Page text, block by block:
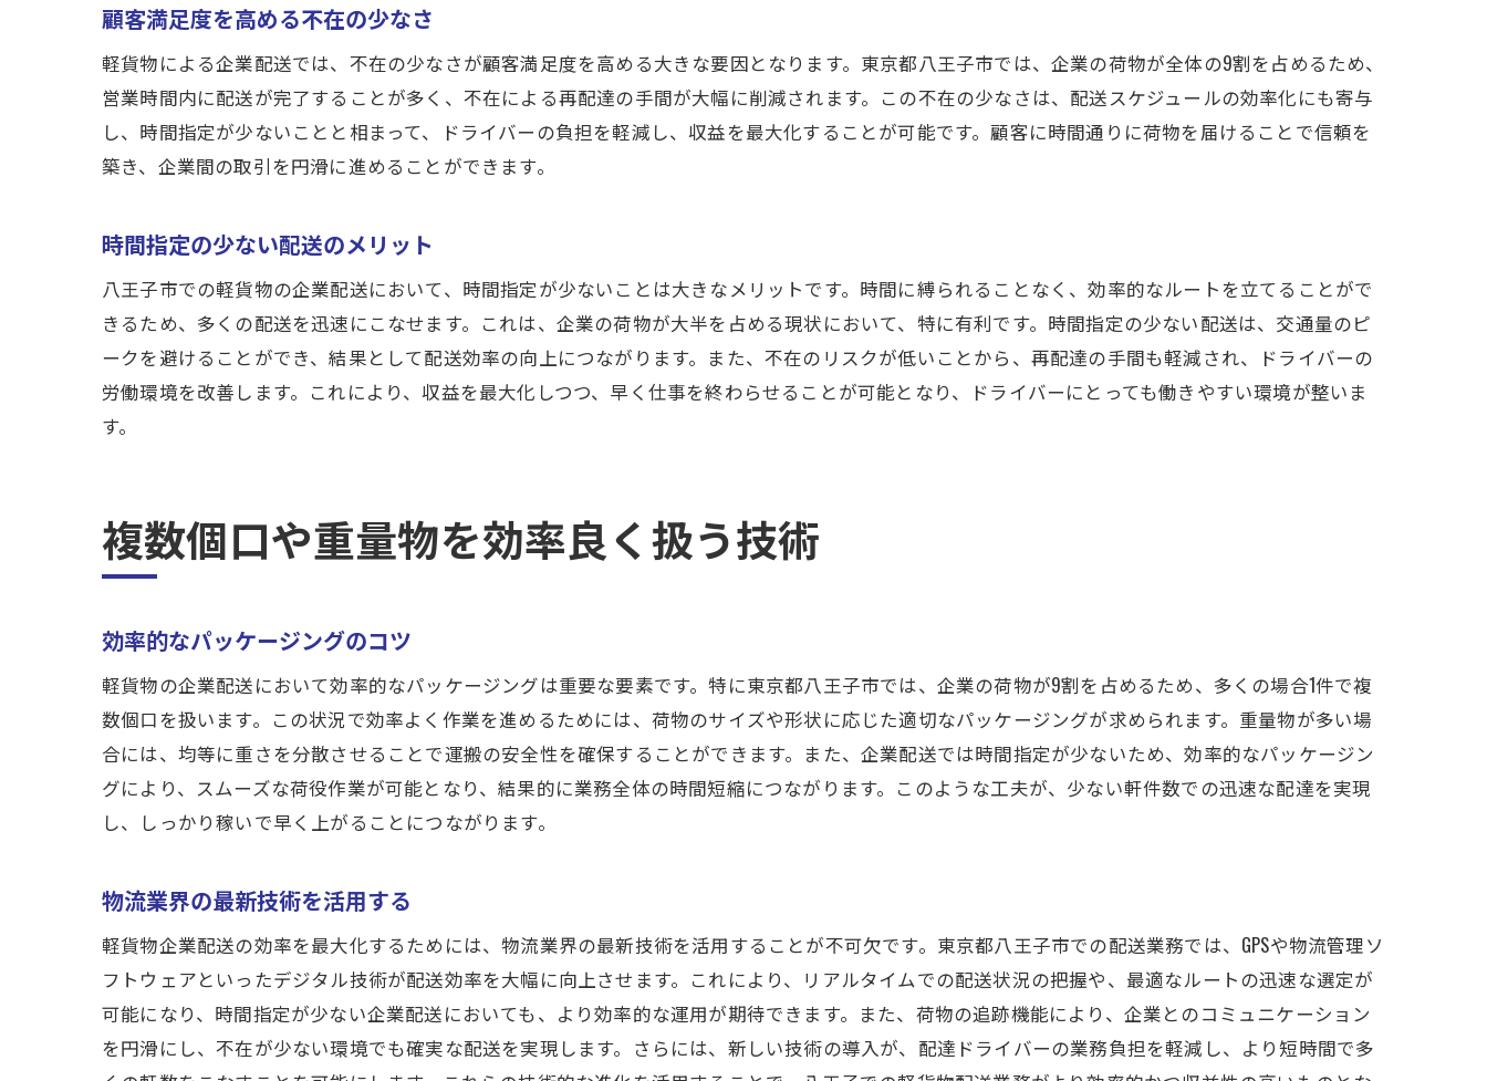
リアルタイム追跡で顧客満足度向上
不在を防ぐ柔軟な再配達戦略
顧客ニーズに応じた配送時間の調整
固定客を獲得するための信頼構築
業界のトレンドを掴んだビジネス展開
収入を最大化する契約交渉術
自営業としての強みを活かす方法
時間管理のプロフェッショナルになる
効率的なルート作成で時短を実現
迅速な対応で顧客満足を達成
日々の業務を振り返る改善策
顧客満足度を高める不在の少なさ
軽貨物による企業配送では、不在の少なさが顧客満足度を高める大きな要因となります。東京都八王子市では、企業の荷物が全体の9割を占めるため、
営業時間内に配送が完了することが多く、不在による再配達の手間が大幅に削減されます。この不在の少なさは、配送スケジュールの効率化にも寄与
し、時間指定が少ないことと相まって、ドライバーの負担を軽減し、収益を最大化することが可能です。顧客に時間通りに荷物を届けることで信頼を
築き、企業間の取引を円滑に進めることができます。
時間指定の少ない配送のメリット
八王子市での軽貨物の企業配送において、時間指定が少ないことは大きなメリットです。時間に縛られることなく、効率的なルートを立てることがで
きるため、多くの配送を迅速にこなせます。これは、企業の荷物が大半を占める現状において、特に有利です。時間指定の少ない配送は、交通量のピ
ークを避けることができ、結果として配送効率の向上につながります。また、不在のリスクが低いことから、再配達の手間も軽減され、ドライバーの
労働環境を改善します。これにより、収益を最大化しつつ、早く仕事を終わらせることが可能となり、ドライバーにとっても働きやすい環境が整いま
す。
複数個口や重量物を効率良く扱う技術
効率的なパッケージングのコツ
軽貨物の企業配送において効率的なパッケージングは重要な要素です。特に東京都八王子市では、企業の荷物が9割を占めるため、多くの場合1件で複
数個口を扱います。この状況で効率よく作業を進めるためには、荷物のサイズや形状に応じた適切なパッケージングが求められます。重量物が多い場
合には、均等に重さを分散させることで運搬の安全性を確保することができます。また、企業配送では時間指定が少ないため、効率的なパッケージン
グにより、スムーズな荷役作業が可能となり、結果的に業務全体の時間短縮につながります。このような工夫が、少ない軒件数での迅速な配達を実現
し、しっかり稼いで早く上がることにつながります。
物流業界の最新技術を活用する
軽貨物企業配送の効率を最大化するためには、物流業界の最新技術を活用することが不可欠です。東京都八王子市での配送業務では、GPSや物流管理ソ
フトウェアといったデジタル技術が配送効率を大幅に向上させます。これにより、リアルタイムでの配送状況の把握や、最適なルートの迅速な選定が
可能になり、時間指定が少ない企業配送においても、より効率的な運用が期待できます。また、荷物の追跡機能により、企業とのコミュニケーション
を円滑にし、不在が少ない環境でも確実な配送を実現します。さらには、新しい技術の導入が、配達ドライバーの業務負担を軽減し、より短時間で多